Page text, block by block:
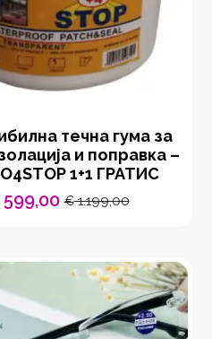
течна гума за
и поправка –
1+1 ГРАТИС
€1.199,00
Original
€ 1.199,00.
599,00Current
€ 599,00.